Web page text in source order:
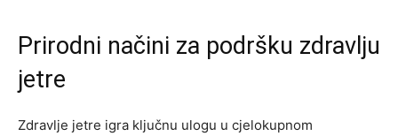
Prirodni načini za podršku zdravlju
jetre
Zdravlje jetre igra ključnu ulogu u cjelokupnom